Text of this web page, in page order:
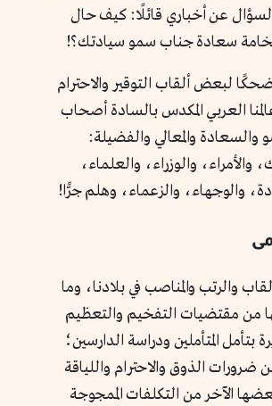
عن أخباري قائلًا: كيف حال
سعادة جناب سمو سيادتك؟!
لبعض ألقاب التوقير والاحترام
العربي المكدس بالسادة أصحاب
والسعادة والمعالي والفضيلة:
والأمراء، والوزراء، والعلماء،
والوجهاء، والزعماء، وهلم جرًّا!
والرتب والمناصب في بلادنا، وما
من مقتضيات التفخيم والتعظيم
بتأمل المتأملين ودراسة الدارسين؛
الذوق والاحترام واللياقة
الآخر من التكلفات الممجوجة